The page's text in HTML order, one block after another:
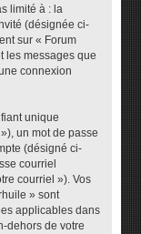
limité à : la
(désignée ci-
sur « Forum
les messages que
connexion
unique
un mot de passe
(désigné ci-
courriel
courriel »). Vos
» sont
applicables dans
dehors de votre